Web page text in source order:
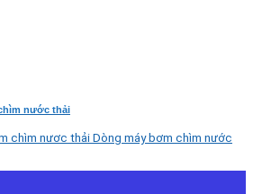
nước thải
chìm nươc thải Dòng máy bơm chìm nước